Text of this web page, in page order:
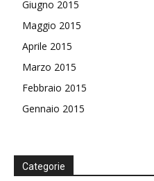
Giugno 2015
Maggio 2015
Aprile 2015
Marzo 2015
Febbraio 2015
Gennaio 2015
Categorie